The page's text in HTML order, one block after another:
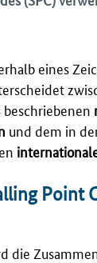
eines
und dem in
Point
die